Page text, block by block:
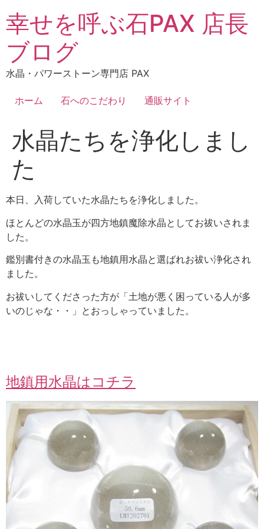
ン
ン
に
幸せを呼ぶ石PAX 店長
ブログ
水晶・パワーストーン専門店 PAX
ホーム 石へのこだわり 通販サイト
水晶たちを浄化しまし
た
本日、入荷していた水晶たちを浄化しました。
ほとんどの水晶玉が四方地鎮魔除水晶としてお祓いされま
した。
鑑別書付きの水晶玉も地鎮用水晶と選ばれお祓い浄化され
ました。
お祓いしてくださった方が「土地が悪く困っている人が多
いのじゃな・・」とおっしゃっていました。
地鎮用水晶はコチラ